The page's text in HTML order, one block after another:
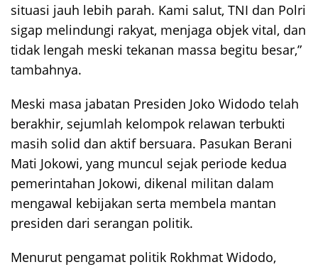
situasi jauh lebih parah. Kami salut, TNI dan Polri
sigap melindungi rakyat, menjaga objek vital, dan
tidak lengah meski tekanan massa begitu besar,”
tambahnya.
Meski masa jabatan Presiden Joko Widodo telah
berakhir, sejumlah kelompok relawan terbukti
masih solid dan aktif bersuara. Pasukan Berani
Mati Jokowi, yang muncul sejak periode kedua
pemerintahan Jokowi, dikenal militan dalam
mengawal kebijakan serta membela mantan
presiden dari serangan politik.
Menurut pengamat politik Rokhmat Widodo,